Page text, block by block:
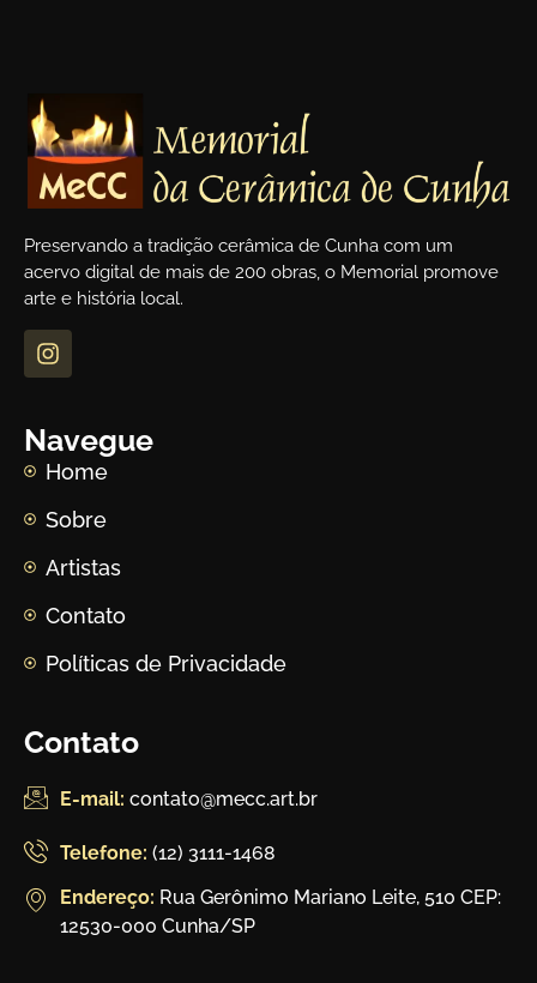
Preservando a tradição cerâmica de Cunha com um
acervo digital de mais de 200 obras, o Memorial promove
arte e história local.
Navegue
Home
Sobre
Artistas
Contato
Políticas de Privacidade
Contato
E-mail: contato@mecc.art.br
Telefone: (12) 3111-1468
Endereço: Rua Gerônimo Mariano Leite, 510 CEP:
12530-000 Cunha/SP